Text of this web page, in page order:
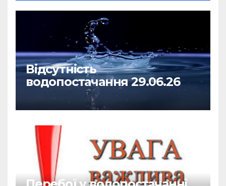
Відсутність
водопостачання 29.06.26